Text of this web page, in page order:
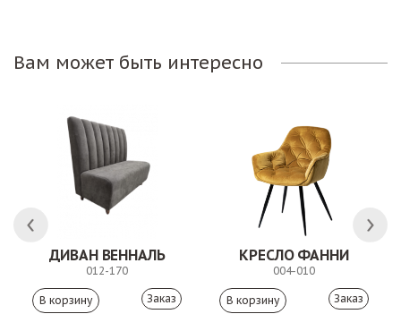
Вам может быть интересно
ДИВАН ВЕННАЛЬ
012-170
Заказ
КРЕСЛО ФАННИ
004-010
Заказ